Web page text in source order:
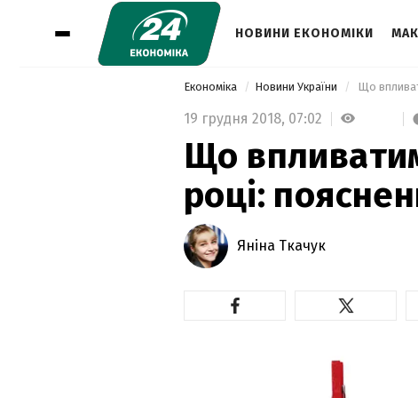
НОВИНИ ЕКОНОМІКИ
Економіка Новини України Що
19 грудня 2018, 07:02
Що
році:
Яніна Ткачук